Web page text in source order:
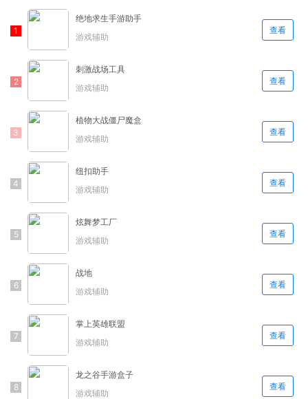
绝地求生手游助手
游戏辅助
查看
刺激战场工具
游戏辅助
查看
植物大战僵尸魔盒
游戏辅助
查看
纽扣助手
游戏辅助
查看
炫舞梦工厂
游戏辅助
查看
战地
游戏辅助
查看
掌上英雄联盟
游戏辅助
查看
龙之谷手游盒子
游戏辅助
查看